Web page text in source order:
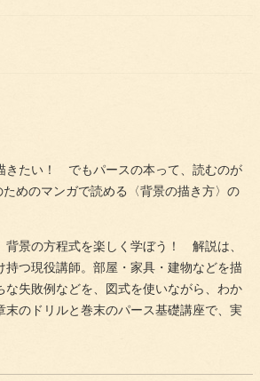
きたい！ でもパースの本って、読むのが
めのマンガで読める〈背景の描き方〉の
背景の方程式を楽しく学ぼう！ 解説は、
持つ現役講師。部屋・家具・建物などを描
な失敗例などを、図式を使いながら、わか
末のドリルと巻末のパース基礎講座で、実